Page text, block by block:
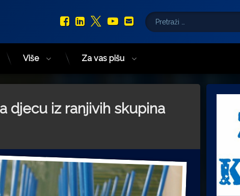
Facebook
LinkedIn
X.com
YouTube
E-mail
Pretraži:
Više Za vas pišu
djecu iz ranjivih skupina